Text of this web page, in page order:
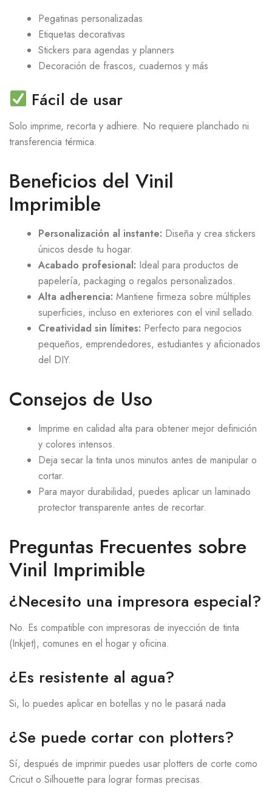
Pegatinas personalizadas
Etiquetas decorativas
Stickers para agendas y planners
Decoración de frascos, cuadernos y más
Fácil de usar
Solo imprime, recorta y adhiere. No requiere planchado ni
transferencia térmica.
Beneficios del Vinil
Imprimible
Personalización al instante: Diseña y crea stickers
únicos desde tu hogar.
Acabado profesional: Ideal para productos de
papelería, packaging o regalos personalizados.
Alta adherencia: Mantiene firmeza sobre múltiples
superficies, incluso en exteriores con el vinil sellado.
Creatividad sin límites: Perfecto para negocios
pequeños, emprendedores, estudiantes y aficionados
del DIY.
Consejos de Uso
Imprime en calidad alta para obtener mejor definición
y colores intensos.
Deja secar la tinta unos minutos antes de manipular o
cortar.
Para mayor durabilidad, puedes aplicar un laminado
protector transparente antes de recortar.
Preguntas Frecuentes sobre
Vinil Imprimible
¿Necesito una impresora especial?
No. Es compatible con impresoras de inyección de tinta
(Inkjet), comunes en el hogar y oficina.
¿Es resistente al agua?
Si, lo puedes aplicar en botellas y no le pasará nada
¿Se puede cortar con plotters?
Sí, después de imprimir puedes usar plotters de corte como
Cricut o Silhouette para lograr formas precisas.